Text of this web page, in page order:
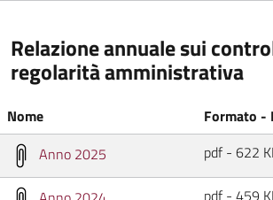
Relazione annuale sui
regolarità amministrativa
Nome
Formato -
Anno 2025
pdf - 622